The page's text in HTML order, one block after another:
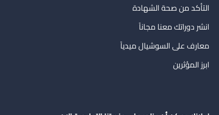
التأكد من صحة الشهادة
انشر دوراتك معنا مجاناً
معارف على السوشيال ميدياً
ابرز المؤثرين